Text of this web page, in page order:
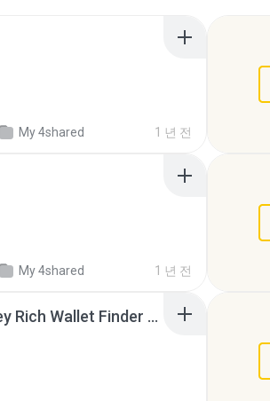
My 4shared 1 년 전
My 4shared 1 년 전
Ethereum Private key Rich Wallet Finder V2.zip